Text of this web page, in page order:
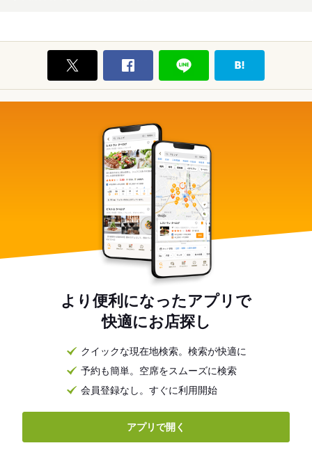
より便利になったアプリで
快適にお店探し
クイックな現在地検索。検索が快適に
予約も簡単。空席をスムーズに検索
会員登録なし。すぐに利用開始
アプリで開く